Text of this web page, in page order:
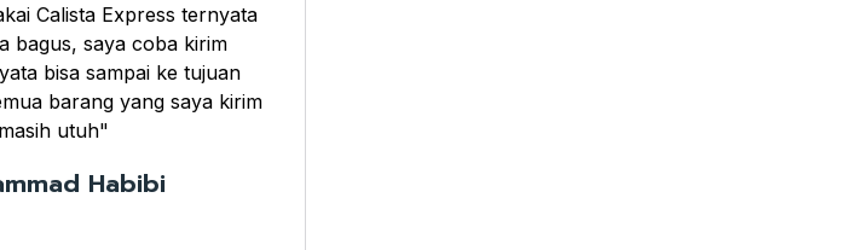
Calista Express ternyata
bagus, saya coba kirim
bisa sampai ke tujuan
barang yang saya kirim
masih utuh"
Habibi